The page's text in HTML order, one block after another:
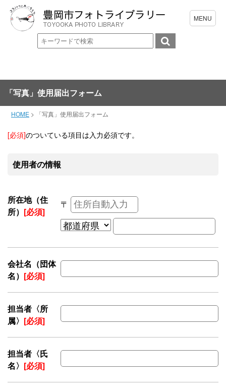
「写真」使用届出フォーム
HOME > 「写真」使用届出フォーム
[必須]のついている項目は入力必須です。
使用者の情報
所在地（住
所） [必須]
〒
会社名（団体
名） [必須]
担当者〈所
属〉 [必須]
担当者〈氏
名〉 [必須]